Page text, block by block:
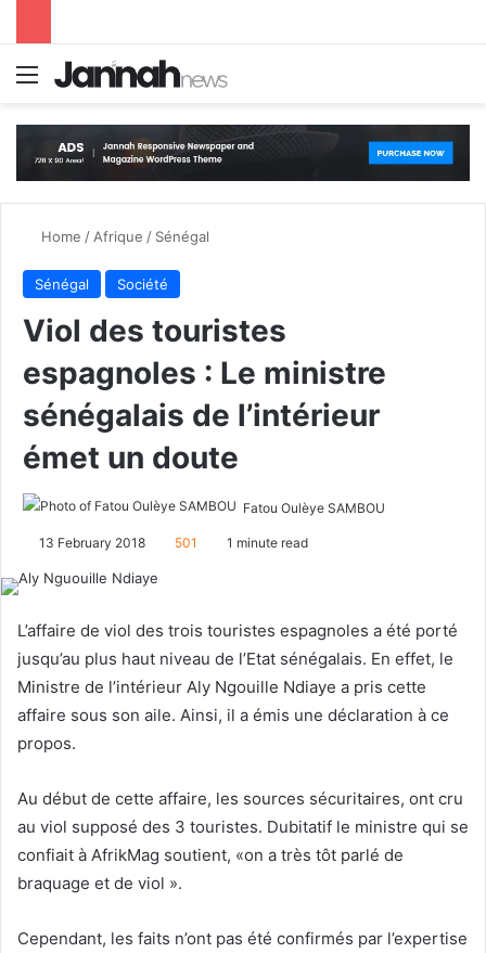
Menu
Home / Afrique / Sénégal
Sénégal Société
Viol des touristes
espagnoles : Le ministre
sénégalais de l’intérieur
émet un doute
Fatou Oulèye SAMBOU
w
o
n
X
n
e
m
a
13 February 2018 501 1 minute read
L’affaire de viol des trois touristes espagnoles a été porté
jusqu’au plus haut niveau de l’Etat sénégalais. En effet, le
Ministre de l’intérieur Aly Ngouille Ndiaye a pris cette
affaire sous son aile. Ainsi, il a émis une déclaration à ce
propos.
Au début de cette affaire, les sources sécuritaires, ont cru
au viol supposé des 3 touristes. Dubitatif le ministre qui se
confiait à AfrikMag soutient, «on a très tôt parlé de
braquage et de viol ».
Cependant, les faits n’ont pas été confirmés par l’expertise